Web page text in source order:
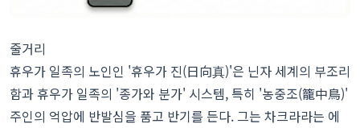
줄거리
휴우가 일족의 노인인 '휴우가 진(日向真)'은 닌자 세계의 부조리
함과 휴우가 일족의 '종가와 분가' 시스템, 특히 '농중조(籠中鳥)'
주인의 억압에 반발심을 품고 반기를 든다. 그는 차크라라는 에